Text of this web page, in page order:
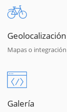
Geolocalización
Mapas o
Galería